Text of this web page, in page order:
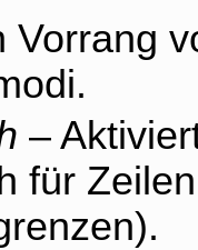
Vorrang
–
für